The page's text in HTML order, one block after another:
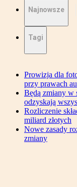
Najnowsze
Tagi
Prowizja dla
przy prawach
Będą zmiany w
odzyskają
Rozliczenie
miliard złotych
Nowe zasady
zmiany